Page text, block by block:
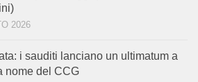
2026
i sauditi lanciano un ultimatum a
nome del CCG